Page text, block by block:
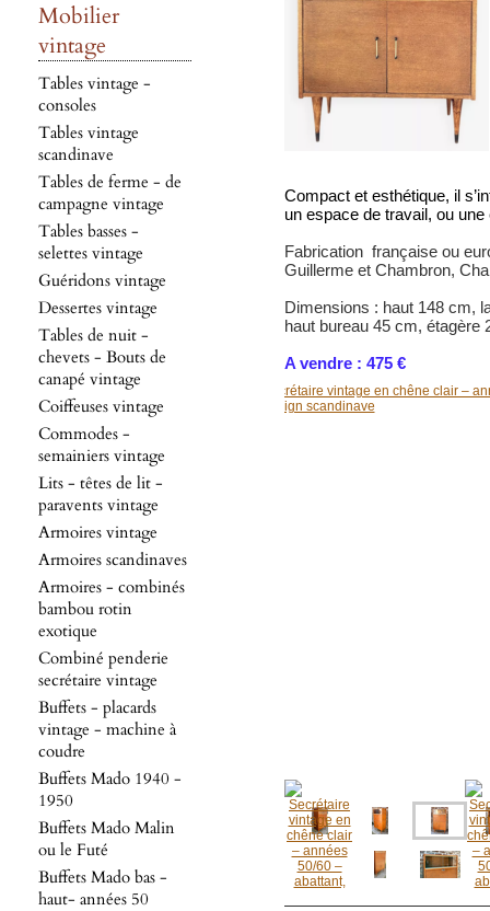
Mobilier
vintage
Tables vintage -
consoles
Tables vintage
scandinave
Tables de ferme - de
campagne vintage
Tables basses -
selettes vintage
Guéridons vintage
Dessertes vintage
Tables de nuit -
chevets - Bouts de
canapé vintage
Coiffeuses vintage
Commodes -
semainiers vintage
Lits - têtes de lit -
paravents vintage
Armoires vintage
Armoires scandinaves
Armoires - combinés
bambou rotin
exotique
Combiné penderie
secrétaire vintage
Buffets - placards
vintage - machine à
coudre
Buffets Mado 1940 -
1950
Buffets Mado Malin
ou le Futé
Buffets Mado bas -
haut- années 50
Compact et esthétique, il
un espace de travail, ou
Fabrication française ou
Guillerme et Chambron,
Dimensions : haut 148 cm,
haut bureau 45 cm, étagère
A vendre : 475 €